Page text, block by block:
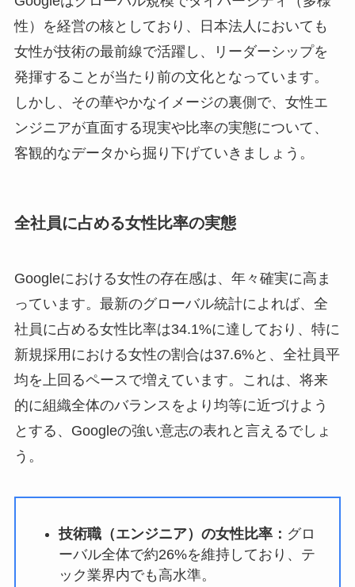
性）を経営の核としており、日本法人においても
女性が技術の最前線で活躍し、リーダーシップを
発揮することが当たり前の文化となっています。
しかし、その華やかなイメージの裏側で、女性エ
ンジニアが直面する現実や比率の実態について、
客観的なデータから掘り下げていきましょう。
全社員に占める女性比率の実態
Googleにおける女性の存在感は、年々確実に高ま
っています。最新のグローバル統計によれば、全
社員に占める女性比率は34.1%に達しており、特に
新規採用における女性の割合は37.6%と、全社員平
均を上回るペースで増えています。これは、将来
的に組織全体のバランスをより均等に近づけよう
とする、Googleの強い意志の表れと言えるでしょ
う。
技術職（エンジニア）の女性比率： グロ
ーバル全体で約26%を維持しており、テ
ック業界内でも高水準。